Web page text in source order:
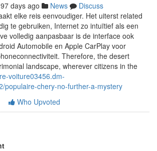
days ago News
Discuss
elke reis eenvoudiger. Het uiterst related
te gebruiken, Internet zo intuïtief als een
volledig aanpasbaar is de interface ook
Automobile en Apple CarPlay voor
Therefore, the desert
landscape, wherever citizens in the
voiture03456.dm-
populaire-chery-no-further-a-mystery
Who Upvoted